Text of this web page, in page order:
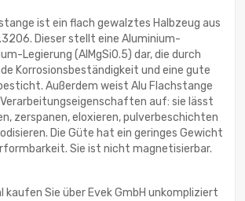
ist ein flach gewalztes Halbzeug aus
Dieser stellt eine Aluminium-
Legierung (AlMgSi0.5) dar, die durch
Korrosionsbeständigkeit und eine gute
Außerdem weist Alu Flachstange
auf: sie lässt
zerspanen, eloxieren, pulverbeschichten
Die Güte hat ein geringes Gewicht
Sie ist nicht magnetisierbar.
kaufen Sie über Evek GmbH unkompliziert